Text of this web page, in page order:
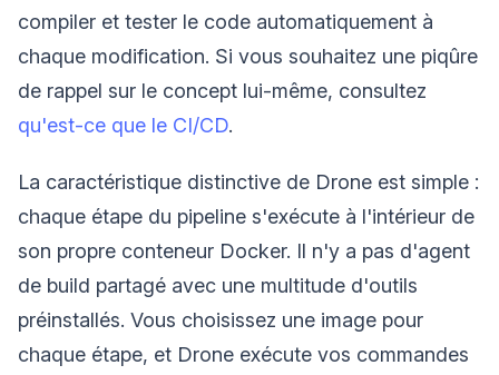
compiler et tester le code automatiquement à
chaque modification. Si vous souhaitez une piqûre
de rappel sur le concept lui-même, consultez
qu'est-ce que le CI/CD.
La caractéristique distinctive de Drone est simple :
chaque étape du pipeline s'exécute à l'intérieur de
son propre conteneur Docker. Il n'y a pas d'agent
de build partagé avec une multitude d'outils
préinstallés. Vous choisissez une image pour
chaque étape, et Drone exécute vos commandes